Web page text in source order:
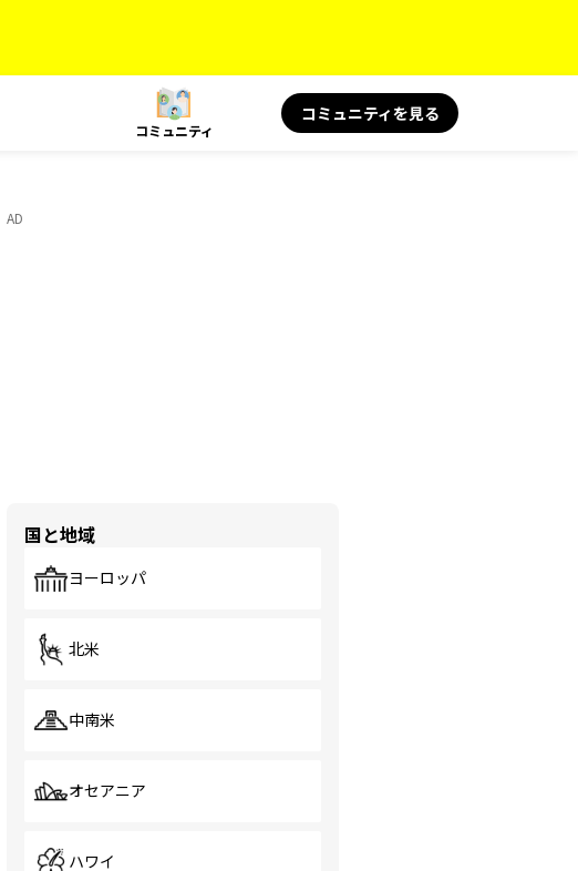
コミュニティ
コミュニティを見る
AD
国と地域
ヨーロッパ
北米
中南米
オセアニア
ハワイ